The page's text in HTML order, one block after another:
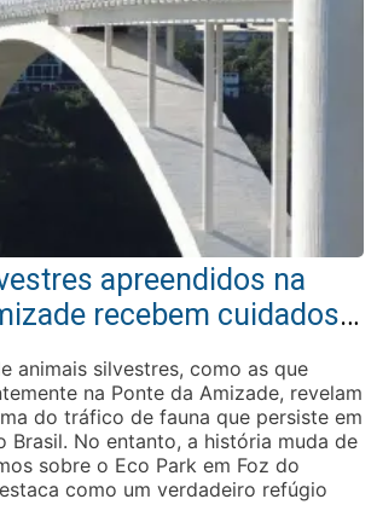
apreendidos na
recebem cuidados
animais silvestres, como as que
na Ponte da Amizade, revelam
do tráfico de fauna que persiste em
Brasil. No entanto, a história muda de
sobre o Eco Park em Foz do
como um verdadeiro refúgio